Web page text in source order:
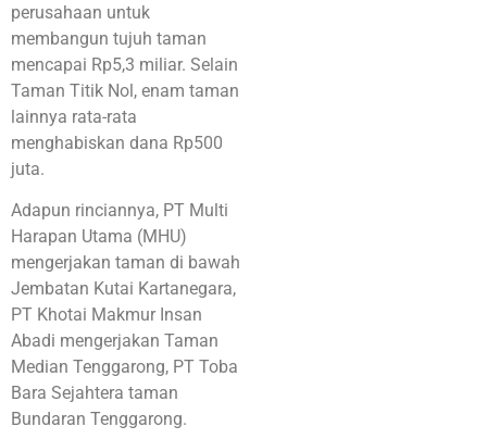
perusahaan untuk
membangun tujuh taman
mencapai Rp5,3 miliar. Selain
Taman Titik Nol, enam taman
lainnya rata-rata
menghabiskan dana Rp500
juta.
Adapun rinciannya, PT Multi
Harapan Utama (MHU)
mengerjakan taman di bawah
Jembatan Kutai Kartanegara,
PT Khotai Makmur Insan
Abadi mengerjakan Taman
Median Tenggarong, PT Toba
Bara Sejahtera taman
Bundaran Tenggarong.